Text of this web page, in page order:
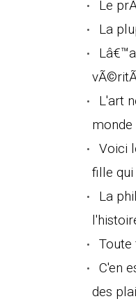
Le
La
L'art
monde
Voici
fille
La
Toute
C'en
des